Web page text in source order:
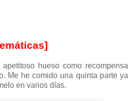
hueso como recompensa
Me he comido una quinta parte ya
en varios días.